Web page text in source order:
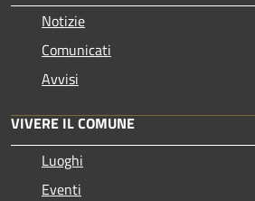
Notizie
Comunicati
Avvisi
VIVERE IL COMUNE
Luoghi
Eventi